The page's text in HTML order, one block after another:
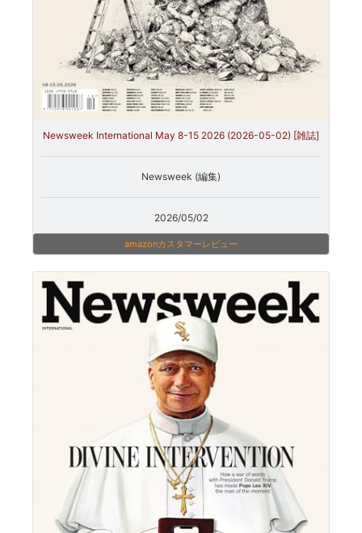
Newsweek International May 8-15 2026 (2026-05-02) [雑誌]
Newsweek (編集)
2026/05/02
amazonカスタマーレビュー